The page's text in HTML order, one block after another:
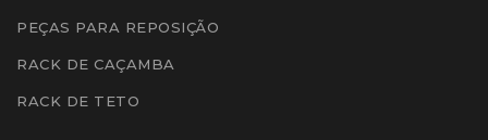
PEÇAS PARA REPOSIÇÃO
RACK DE CAÇAMBA
RACK DE TETO